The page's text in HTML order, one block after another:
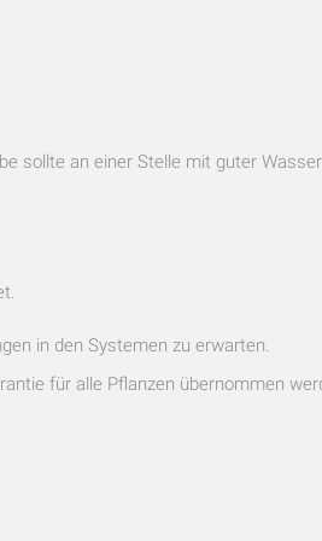
sollte an einer Stelle mit guter
in den Systemen zu erwarten.
für alle Pflanzen übernommen